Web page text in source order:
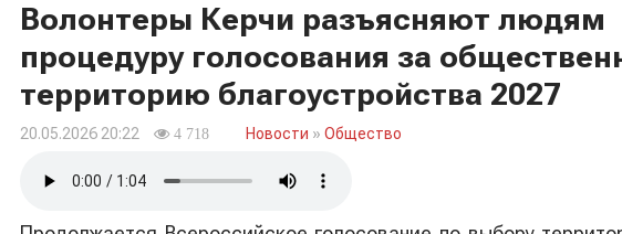
Волонтеры Керчи разъясняют людям
процедуру голосования за
территорию благоустройства 2027
20.05.2026 20:22 4 718 Новости » Общество